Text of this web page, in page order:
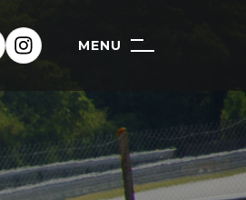
MENU